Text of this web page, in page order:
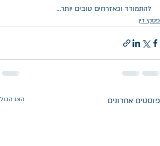
להתמודד וכאזרחים טובים יותר...
פסקי דין
פוסטים אחרונים הצג הכול